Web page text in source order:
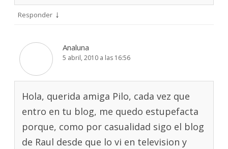
Responder ↓
Analuna
5 abril, 2010 a las 16:56
Hola, querida amiga Pilo, cada vez que
entro en tu blog, me quedo estupefacta
porque, como por casualidad sigo el blog
de Raul desde que lo vi en television y